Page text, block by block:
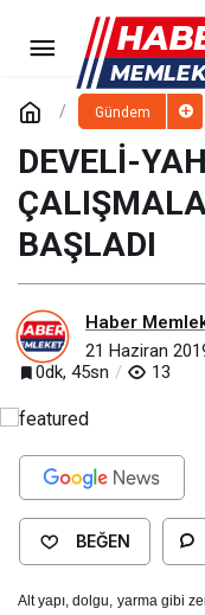
Gündem
DEVELİ-
BAŞLADI
Haber
21 Haziran
0dk, 45sn
13
BEĞEN
Alt yapı, dolgu, yarma gibi
ÇALIŞMALAR
Yorum Yap